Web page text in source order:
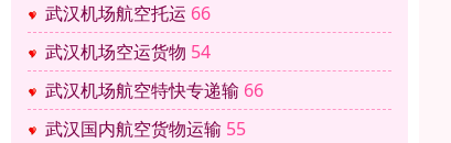
武汉机场航空托运 66
武汉机场空运货物 54
武汉机场航空特快专递输 66
武汉国内航空货物运输 55